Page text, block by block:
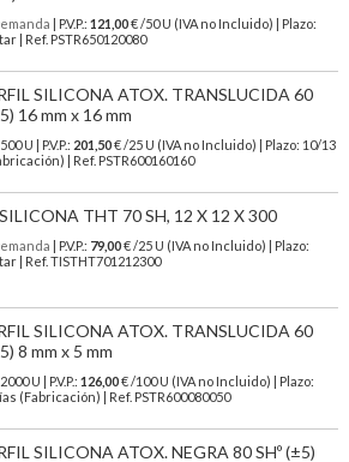
| P.V.P.: 121,00€ /50 U (IVA no Incluido) | Plazo:
| Ref. PSTR650120080
SILICONA ATOX. TRANSLUCIDA 60
16 mm x 16 mm
U | P.V.P.: 201,50€/25 U (IVA no Incluido)
| Plazo: 10/13
| Ref. PSTR600160160
THT 70 SH, 12 X 12 X 300
| P.V.P.: 79,00€ /25 U (IVA no Incluido) | Plazo:
| Ref. TISTHT701212300
SILICONA ATOX. TRANSLUCIDA 60
8 mm x 5 mm
U | P.V.P.: 126,00€/100 U (IVA no Incluido)
| Plazo:
(Fabricación) | Ref. PSTR600080050
SILICONA ATOX. NEGRA 80 SHº (±5)